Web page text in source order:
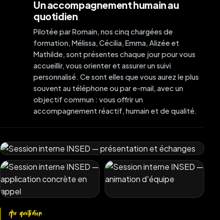
Un accompagnement humain au
quotidien
Pilotée par Romain, nos cinq chargées de
formation, Mélissa, Cécilia, Emma, Alizée et
Mathilde, sont présentes chaque jour pour vous
accueillir, vous orienter et assurer un suivi
personnalisé. Ce sont elles que vous aurez le plus
souvent au téléphone ou par e-mail, avec un
objectif commun : vous offrir un
accompagnement réactif, humain et de qualité.
Au quotidien